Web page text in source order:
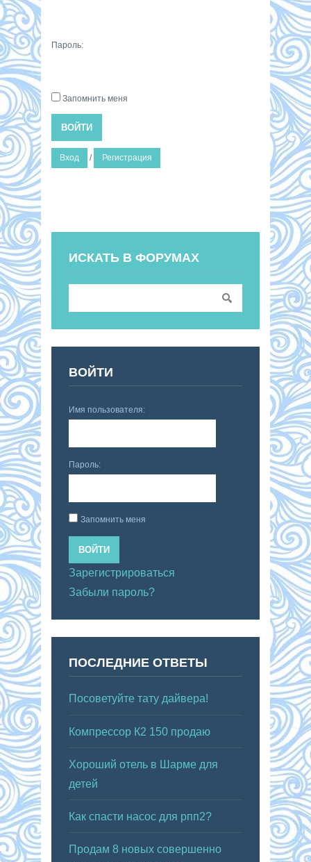
Пароль:
Запомнить меня
ВОЙТИ
Вход / Регистрация
ИСКАТЬ В ФОРУМАХ
ВОЙТИ
Имя пользователя:
Пароль:
Запомнить меня
ВОЙТИ
Зарегистрироваться
Забыли пароль?
ПОСЛЕДНИЕ ОТВЕТЫ
Посоветуйте тату дайвера!
Компрессор К2 150 продаю
Хороший отель в Шарме для
детей
Как спасти насос для рпп2?
Продам 8 новых совершенно